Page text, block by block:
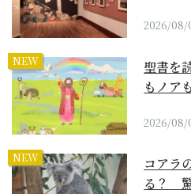
2026/08/
NEW
聖書を
もノア
2026/08/
NEW
コアラ
る？